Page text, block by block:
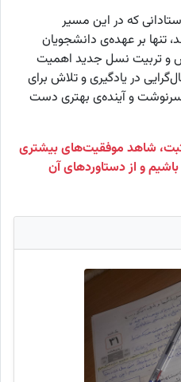
که در این مسیر
تنها بر عهده‌ی دانشجویان
و تربیت نسل جدید اهمیت
در یادگیری و تلاش برای
سرنوشت و آینده‌ی بهتری دست
شاهد موفقیت‌های بیشتری
و از دستاوردهای آن